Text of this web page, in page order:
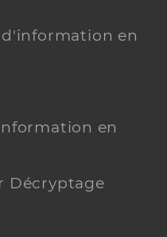
en
en
Décryptage